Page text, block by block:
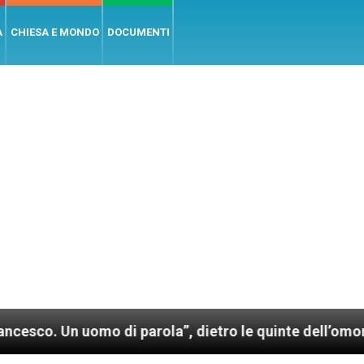
CHIESA E MONDO DOCUMENTI
uomo di parola”, dietro le quinte dell’omonimo film